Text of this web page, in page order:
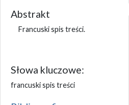
Abstrakt
Francuski spis treści.
Słowa kluczowe:
francuski spis treści